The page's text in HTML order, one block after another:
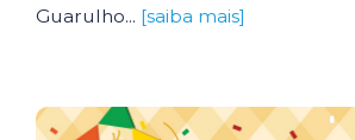
Guarulho... [saiba mais]